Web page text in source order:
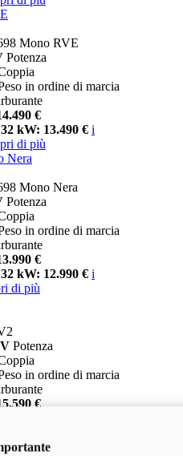
Mono RVE
Potenza
in ordine di marcia
€
kW: 13.490 € i
di più
Nera
Mono Nera
Potenza
in ordine di marcia
€
kW: 12.990 € i
di più
Potenza
in ordine di marcia
€